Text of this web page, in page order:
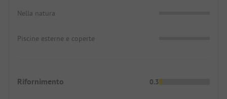
Nella natura
Piscine esterne e coperte
Rifornimento 0.3